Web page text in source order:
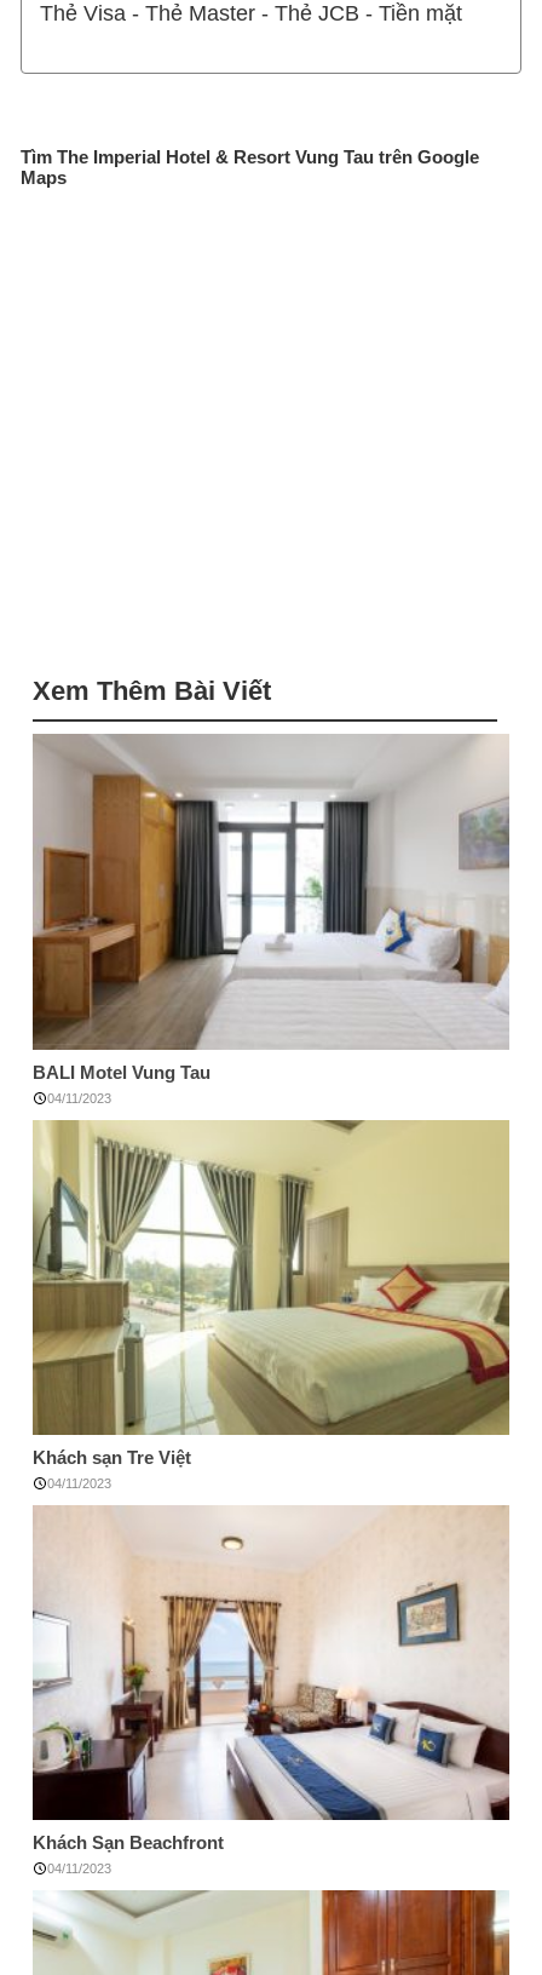
Thẻ Visa - Thẻ Master - Thẻ JCB - Tiền mặt
Tìm The Imperial Hotel & Resort Vung Tau trên Google
Maps
Xem Thêm Bài Viết
BALI Motel Vung Tau
04/11/2023
Khách sạn Tre Việt
04/11/2023
Khách Sạn Beachfront
04/11/2023